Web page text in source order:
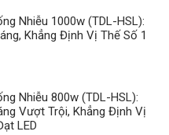
Nhiễu 1000w (TDL-HSL):
Khẳng Định Vị Thế Số 1
Nhiễu 800w (TDL-HSL):
Vượt Trội, Khẳng Định Vị
LED